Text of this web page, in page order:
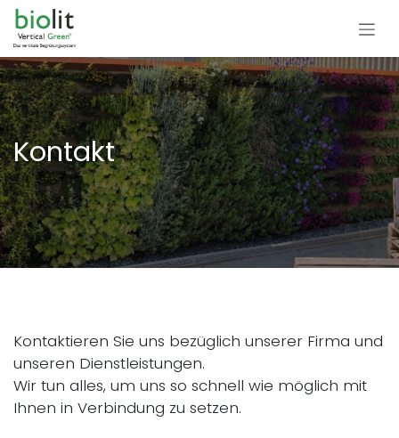
Zum Inhalt springen
Kontakt
Kontaktieren Sie uns bezüglich unserer Firma und
unseren Dienstleistungen.
Wir tun alles, um uns so schnell wie möglich mit
Ihnen in Verbindung zu setzen.